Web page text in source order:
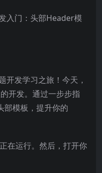
入门：头部Header模
发学习之旅！今天，
开发。通过一步步指
部模板，提升你的
在运行。然后，打开你